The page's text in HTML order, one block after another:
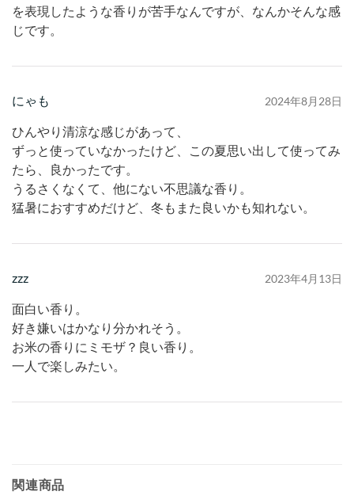
を表現したような香りが苦手なんですが、なんかそんな感
じです。
にゃも 2024年8月28日
ひんやり清涼な感じがあって、
ずっと使っていなかったけど、この夏思い出して使ってみ
たら、良かったです。
うるさくなくて、他にない不思議な香り。
猛暑におすすめだけど、冬もまた良いかも知れない。
zzz 2023年4月13日
面白い香り。
好き嫌いはかなり分かれそう。
お米の香りにミモザ？良い香り。
一人で楽しみたい。
関連商品